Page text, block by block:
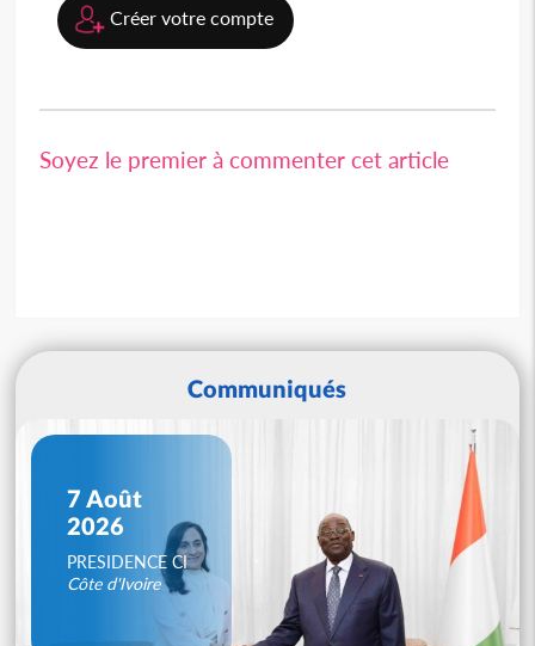
Créer votre compte
Soyez le premier à commenter cet article
Communiqués
7 Août
2026
PRESIDENCE CI
Côte d'Ivoire